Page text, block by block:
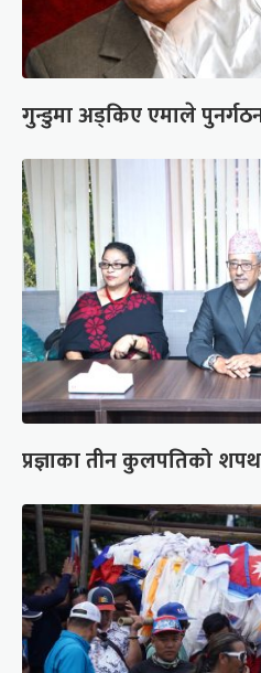
गुन्डुमा अड्किए एमाले
प्रज्ञाका तीन कुलपतिको